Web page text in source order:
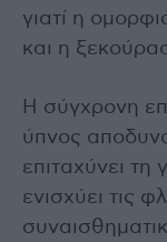
γιατί η
και η
Η σύγχρονη
ύπνος
επιταχύνει
ενισχύει τις